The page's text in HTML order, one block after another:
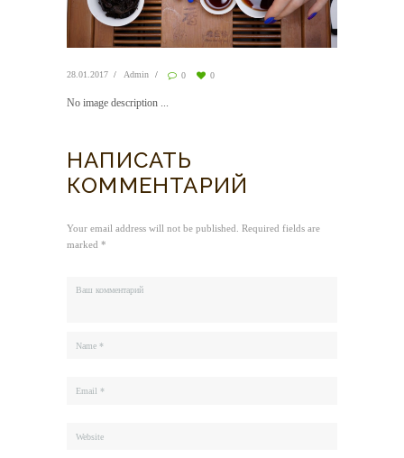
28.01.2017 Admin 0 0
No image description ...
НАПИСАТЬ
КОММЕНТАРИЙ
Your email address will not be published. Required fields are
marked *